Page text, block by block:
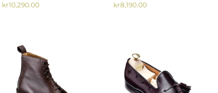
kr10,290.00
varianter.
kr8,190.00
flera
varianter.